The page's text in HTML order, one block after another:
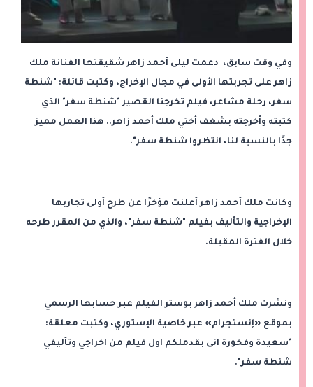
وفي وقت سابق، دعمت ليلى أحمد زاهر شقيقتها الفنانة ملك
زاهر على تجربتها الأولى في مجال الإخراج، وكتبت قائلة: "شنطة
سفر، رحلة مشاعر، فيلم تخرجنا القصير "شنطة سفر" الذي
كتبته وأخرجته بشغف أختي ملك أحمد زاهر.. هذا العمل مميز
جدًا بالنسبة لنا، انتظروا شنطة سفر".
وكانت ملك أحمد زاهر أعلنت مؤخرًا عن طرح أولى تجاربها
الإخراجية والتأليف بفيلم "شنطة سفر"، والذي من المقرر طرحه
خلال الفترة المقبلة.
ونشرت ملك أحمد زاهر بوستر الفيلم عبر حسابها الرسمي
بموقع «إنستجرام» عبر خاصية الإستوري، وكتبت معلقة:
"سعيدة وفخورة انى بقدملكم اول فيلم من اخراجي وتأليفي
شنطة سفر".